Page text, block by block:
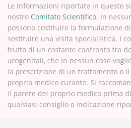
Le informazioni riportate in questo
nostro Comitato Scientifico. In
possono costituire la formulazione
sostituire una visita specialistica. I
frutto di un costante confronto tra
urogenitali, che in nessun caso
la prescrizione di un trattamento o
proprio medico curante. Si
il parere del proprio medico prima
qualsiasi consiglio o indicazione